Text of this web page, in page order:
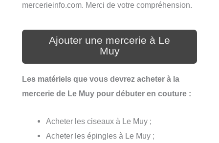
mercerieinfo.com. Merci de votre compréhension.
Ajouter une mercerie à Le
Muy
Les matériels que vous devrez acheter à la
mercerie de Le Muy pour débuter en couture :
Acheter les ciseaux à Le Muy ;
Acheter les épingles à Le Muy ;